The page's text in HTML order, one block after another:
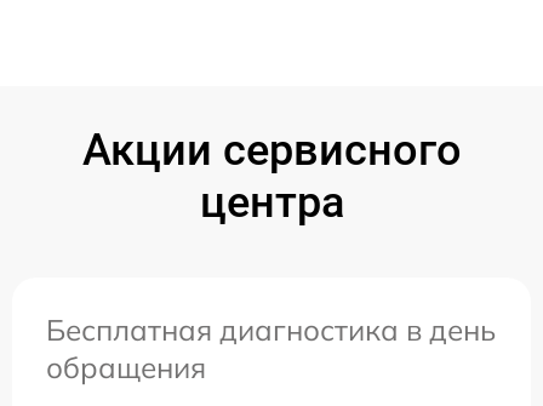
Акции сервисного
центра
Бесплатная диагностика в день
обращения